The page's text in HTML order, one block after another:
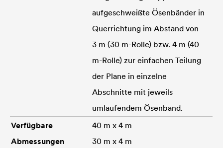
aufgeschweißte Ösenbänder in
Querrichtung im Abstand von
3 m (30 m-Rolle) bzw. 4 m (40
m-Rolle) zur einfachen Teilung
der Plane in einzelne
Abschnitte mit jeweils
umlaufendem Ösenband.
Verfügbare
Abmessungen
40 m x 4 m
30 m x 4 m